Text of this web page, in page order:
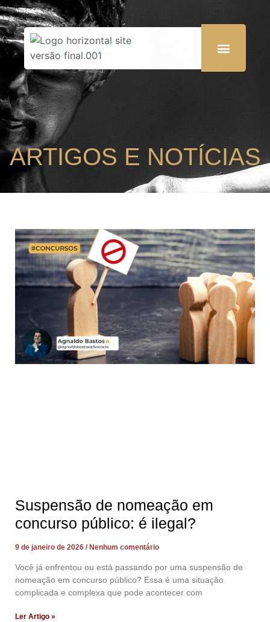
ARTIGOS E NOTÍCIAS
Suspensão de nomeação em
concurso público: é ilegal?
9 de janeiro de 2026 Nenhum comentário
Você já enfrentou ou está passando por uma suspensão de
nomeação em concurso público? Essa é uma situação
complicada e complexa que pode acontecer com
Ler Artigo »